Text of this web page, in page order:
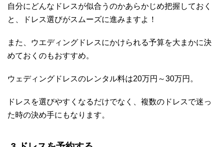
自分にどんなドレスが似合うのかあらかじめ把握しておく
と、ドレス選びがスムーズに進みますよ！
また、ウエディングドレスにかけられる予算を大まかに決
めておくのもおすすめ。
ウェディングドレスのレンタル料は20万円～30万円。
ドレスを選びやすくなるだけでなく、複数のドレスで迷っ
た時の決め手にもなります。